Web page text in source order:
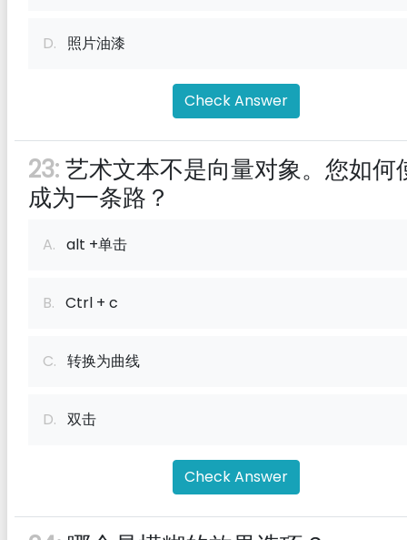
D. 照片油漆
Check Answer
23:艺术文本不是向量对象。您如何
成为一条路？
A. alt +单击
B. Ctrl + c
C. 转换为曲线
D. 双击
Check Answer